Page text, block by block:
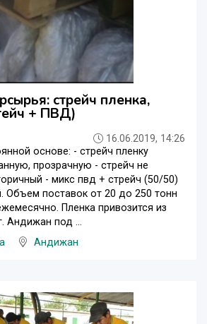
стрейч пленка,
+ ПВД)
16.06.2019, 14:26
основе: - стрейч пленку
прозрачную - стрейч не
- микс пвд + стрейч (50/50)
Объем поставок от 20 до 250 тонн
Пленка привозится из
Андижан под ...
Андижан